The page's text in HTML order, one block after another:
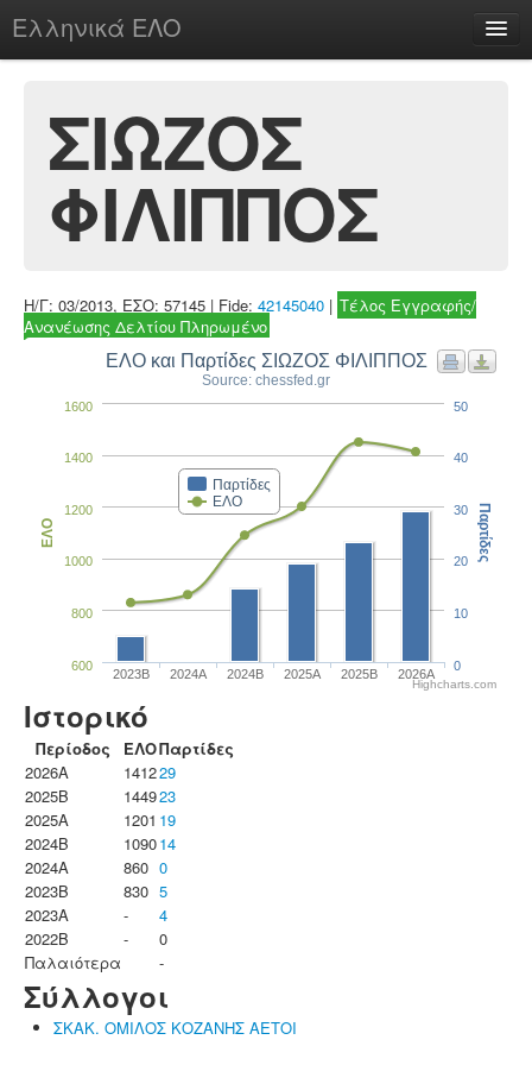
Ελληνικά ΕΛΟ
chesstu.be @ discord
Login
ΣΙΩΖΟΣ
ΦΙΛΙΠΠΟΣ
Η/Γ: 03/2013, ΕΣΟ: 57145 | Fide: 42145040 | Τέλος Εγγραφής/
Ανανέωσης Δελτίου Πληρωμένο
ΕΛΟ και Παρτίδες ΣΙΩΖΟΣ ΦΙΛΙΠΠΟΣ
Source: chessfed.gr
Παρτίδες
ΕΛΟ
2023B 2024A 2024B 2025A 2025B 2026A
600
800
1000
1200
1400
1600
ΕΛΟ
0
10
20
30
40
50
Παρτίδες
Highcharts.com
Ιστορικό
Περίοδος ΕΛΟΠαρτίδες
2026A
141229
2025B
144923
2025A
1201 19
2024B
109014
2024A
860 0
2023B
830 5
2023Α
-
4
2022B
-
0
Παλαιότερα
-
Σύλλογοι
ΣΚΑΚ. ΟΜΙΛΟΣ ΚΟΖΑΝΗΣ ΑΕΤΟΙ